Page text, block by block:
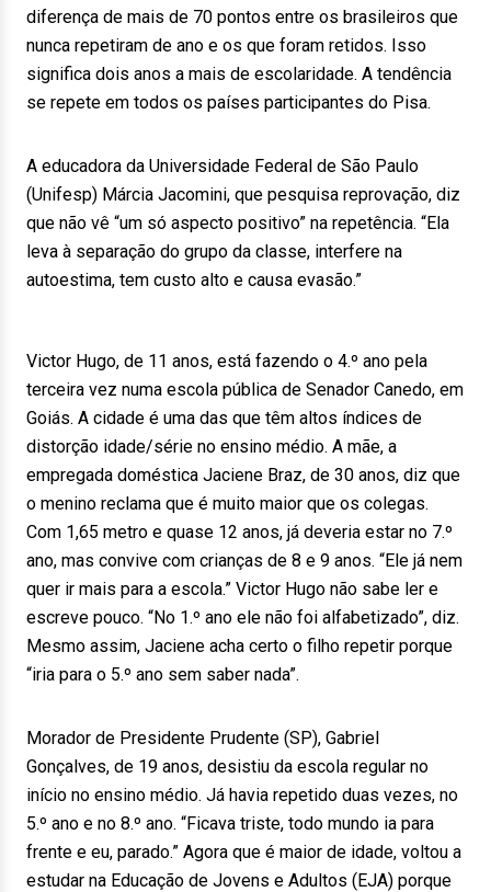
diferença de mais de 70 pontos entre os brasileiros que
nunca repetiram de ano e os que foram retidos. Isso
significa dois anos a mais de escolaridade. A tendência
se repete em todos os países participantes do Pisa.
A educadora da Universidade Federal de São Paulo
(Unifesp) Márcia Jacomini, que pesquisa reprovação, diz
que não vê “um só aspecto positivo” na repetência. “Ela
leva à separação do grupo da classe, interfere na
autoestima, tem custo alto e causa evasão.”
Victor Hugo, de 11 anos, está fazendo o 4.º ano pela
terceira vez numa escola pública de Senador Canedo, em
Goiás. A cidade é uma das que têm altos índices de
distorção idade/série no ensino médio. A mãe, a
empregada doméstica Jaciene Braz, de 30 anos, diz que
o menino reclama que é muito maior que os colegas.
Com 1,65 metro e quase 12 anos, já deveria estar no 7.º
ano, mas convive com crianças de 8 e 9 anos. “Ele já nem
quer ir mais para a escola.” Victor Hugo não sabe ler e
escreve pouco. “No 1.º ano ele não foi alfabetizado”, diz.
Mesmo assim, Jaciene acha certo o filho repetir porque
“iria para o 5.º ano sem saber nada”.
Morador de Presidente Prudente (SP), Gabriel
Gonçalves, de 19 anos, desistiu da escola regular no
início no ensino médio. Já havia repetido duas vezes, no
5.º ano e no 8.º ano. “Ficava triste, todo mundo ia para
frente e eu, parado.” Agora que é maior de idade, voltou a
estudar na Educação de Jovens e Adultos (EJA) porque